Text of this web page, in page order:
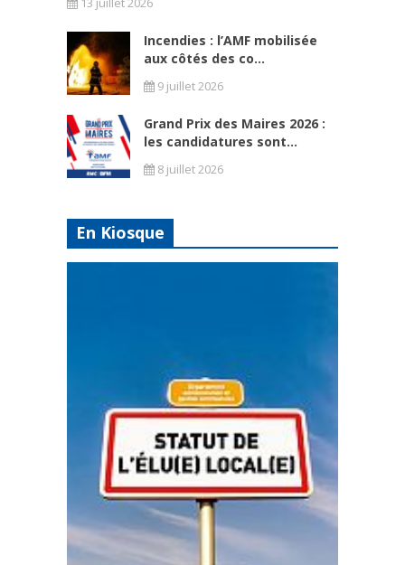
Incendies : l’AMF mobilisée
aux côtés des co...
9 juillet 2026
Grand Prix des Maires 2026 :
les candidatures sont...
8 juillet 2026
En Kiosque